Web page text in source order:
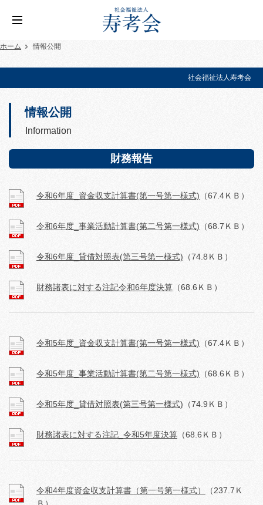
ホーム 情報公開
社会福祉法人寿考会
情報公開
Information
財務報告
令和6年度_資金収支計算書(第一号第一様式) （67.4ＫＢ）
令和6年度_事業活動計算書(第二号第一様式) （68.7ＫＢ）
令和6年度_貸借対照表(第三号第一様式) （74.8ＫＢ）
財務諸表に対する注記令和6年度決算 （68.6ＫＢ）
令和5年度_資金収支計算書(第一号第一様式) （67.4ＫＢ）
令和5年度_事業活動計算書(第二号第一様式) （68.6ＫＢ）
令和5年度_貸借対照表(第三号第一様式) （74.9ＫＢ）
財務諸表に対する注記_令和5年度決算 （68.6ＫＢ）
令和4年度資金収支計算書（第一号第一様式）
（237.7Ｋ